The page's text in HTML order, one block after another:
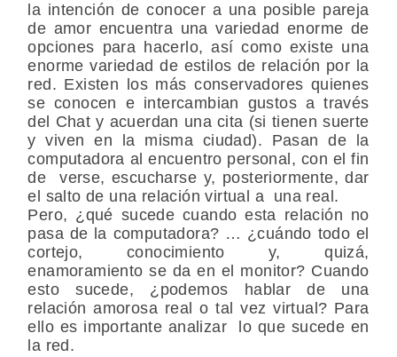
la intención de conocer a una posible pareja
de amor encuentra una variedad enorme de
opciones para hacerlo, así como existe una
enorme variedad de estilos de relación por la
red. Existen los más conservadores quienes
se conocen e intercambian gustos a través
del Chat y acuerdan una cita (si tienen suerte
y viven en la misma ciudad). Pasan de la
computadora al encuentro personal, con el fin
de verse, escucharse y, posteriormente, dar
el salto de una relación virtual a una real.
Pero, ¿qué sucede cuando esta relación no
pasa de la computadora? … ¿cuándo todo el
cortejo, conocimiento y, quizá,
enamoramiento se da en el monitor? Cuando
esto sucede, ¿podemos hablar de una
relación amorosa real o tal vez virtual? Para
ello es importante analizar lo que sucede en
la red.